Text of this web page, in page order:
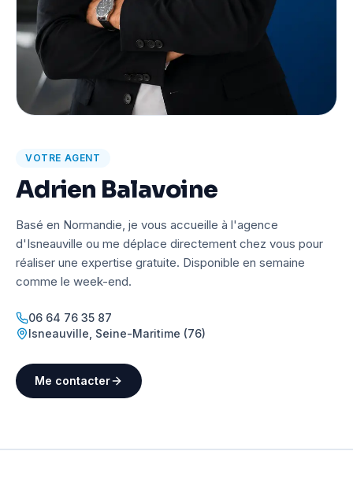
VOTRE AGENT
Adrien Balavoine
Basé en Normandie, je vous accueille à l'agence
d'Isneauville ou me déplace directement chez vous pour
réaliser une expertise gratuite. Disponible en semaine
comme le week-end.
06 64 76 35 87
Isneauville Seine-Maritime (76)
Me contacter